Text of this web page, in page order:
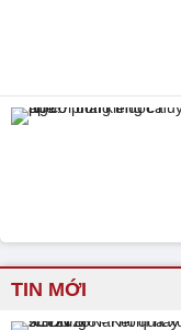
TIN MỚI